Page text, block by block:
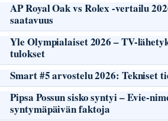
AP Royal Oak vs Rolex -vertailu
saatavuus
Yle Olympialaiset 2026 – TV-
tulokset
Smart #5 arvostelu 2026: Tekniset
Pipsa Possun sisko syntyi – Evie-
syntymäpäivän faktoja